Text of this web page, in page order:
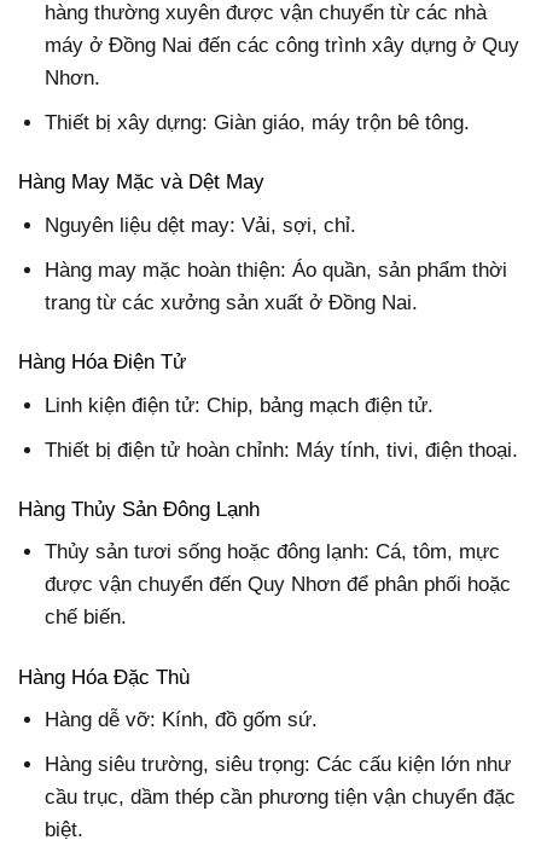
hàng thường xuyên được vận chuyển từ các nhà
máy ở Đồng Nai đến các công trình xây dựng ở Quy
Nhơn.
Thiết bị xây dựng: Giàn giáo, máy trộn bê tông.
Hàng May Mặc và Dệt May
Nguyên liệu dệt may: Vải, sợi, chỉ.
Hàng may mặc hoàn thiện: Áo quần, sản phẩm thời
trang từ các xưởng sản xuất ở Đồng Nai.
Hàng Hóa Điện Tử
Linh kiện điện tử: Chip, bảng mạch điện tử.
Thiết bị điện tử hoàn chỉnh: Máy tính, tivi, điện thoại.
Hàng Thủy Sản Đông Lạnh
Thủy sản tươi sống hoặc đông lạnh: Cá, tôm, mực
được vận chuyển đến Quy Nhơn để phân phối hoặc
chế biến.
Hàng Hóa Đặc Thù
Hàng dễ vỡ: Kính, đồ gốm sứ.
Hàng siêu trường, siêu trọng: Các cấu kiện lớn như
cầu trục, dầm thép cần phương tiện vận chuyển đặc
biệt.